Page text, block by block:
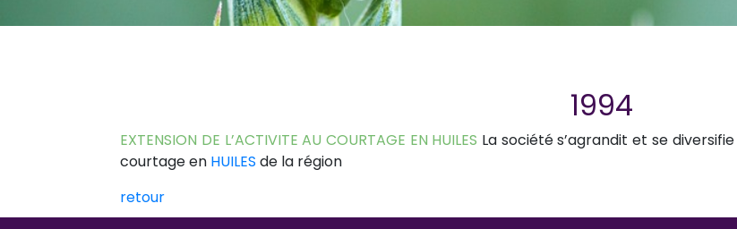
1994
EXTENSION DE L’ACTIVITE AU COURTAGE EN HUILES La société s’agrandit et se diversifie
courtage en HUILES de la région
retour